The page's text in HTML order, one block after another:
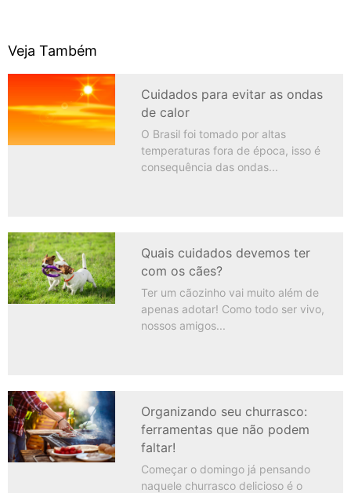
Veja Também
Cuidados para evitar as ondas
de calor
O Brasil foi tomado por altas
temperaturas fora de época, isso é
consequência das ondas
Quais cuidados devemos ter
com os cães?
Ter um cãozinho vai muito além de
apenas adotar! Como todo ser vivo,
nossos amigos
Organizando seu churrasco:
ferramentas que não podem
faltar!
Começar o domingo já pensando
naquele churrasco delicioso é o